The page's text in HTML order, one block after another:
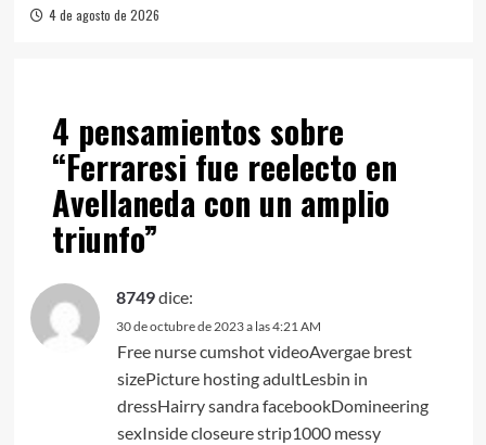
4 de agosto de 2026
4 pensamientos sobre
“Ferraresi fue reelecto en
Avellaneda con un amplio
triunfo”
8749dice:
30 de octubre de 2023 a las 4:21 AM
Free nurse cumshot videoAvergae brest
sizePicture hosting adultLesbin in
dressHairry sandra facebookDomineering
sexInside closeure strip1000 messy